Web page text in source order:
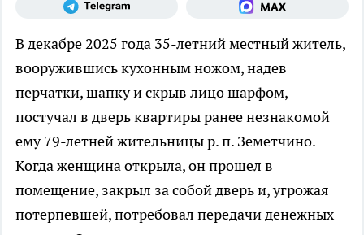
В декабре 2025 года 35-летний местный житель,
вооружившись кухонным ножом, надев
перчатки, шапку и скрыв лицо шарфом,
постучал в дверь квартиры ранее незнакомой
ему 79-летней жительницы р. п. Земетчино.
Когда женщина открыла, он прошел в
помещение, закрыл за собой дверь и, угрожая
потерпевшей, потребовал передачи денежных